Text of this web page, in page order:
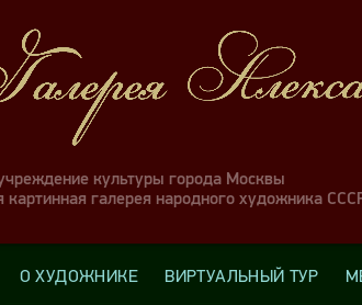
культуры города Москвы
картинная галерея народного художника
О ХУДОЖНИКЕ ВИРТУАЛЬНЫЙ ТУР